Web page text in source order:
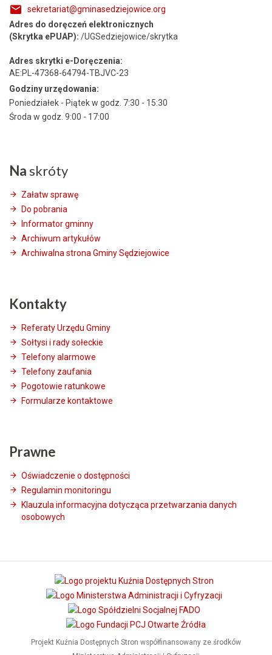
sekretariat@gminasedziejowice.org
Adres do doręczeń elektronicznych
(Skrytka ePUAP): /UGSedziejowice/skrytka
Adres skrytki e-Doręczenia:
AE:PL-47368-64794-TBJVC-23
Godziny urzędowania:
Poniedziałek - Piątek w godz. 7:30 - 15:30
Środa w godz. 9:00 - 17:00
Na skróty
Załatw sprawę
Do pobrania
Informator gminny
Archiwum artykułów
Archiwalna strona Gminy Sędziejowice
Kontakty
Referaty Urzędu Gminy
Sołtysi i rady sołeckie
Telefony alarmowe
Telefony zaufania
Pogotowie ratunkowe
Formularze kontaktowe
Prawne
Oświadczenie o dostępności
Regulamin monitoringu
Klauzula informacyjna dotycząca przetwarzania danych
osobowych
Projekt Kuźnia Dostępnych Stron współfinansowany ze środków